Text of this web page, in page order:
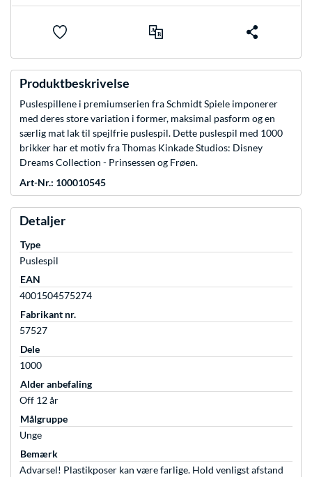
Produktbeskrivelse
Puslespillene i premiumserien fra Schmidt Spiele imponerer
med deres store variation i former, maksimal pasform og en
særlig mat lak til spejlfrie puslespil. Dette puslespil med 1000
brikker har et motiv fra Thomas Kinkade Studios: Disney
Dreams Collection - Prinsessen og Frøen.
Art-Nr.: 100010545
Detaljer
Type
Puslespil
EAN
4001504575274
Fabrikant nr.
57527
Dele
1000
Alder anbefaling
Off 12 år
Målgruppe
Unge
Bemærk
Advarsel! Plastikposer kan være farlige. Hold venligst afstand